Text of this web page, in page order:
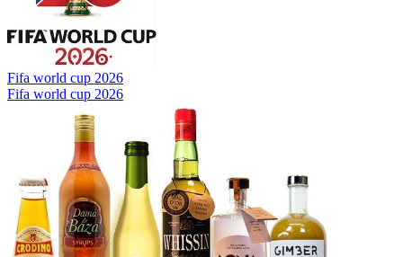
Fifa world cup 2026
Fifa world cup 2026